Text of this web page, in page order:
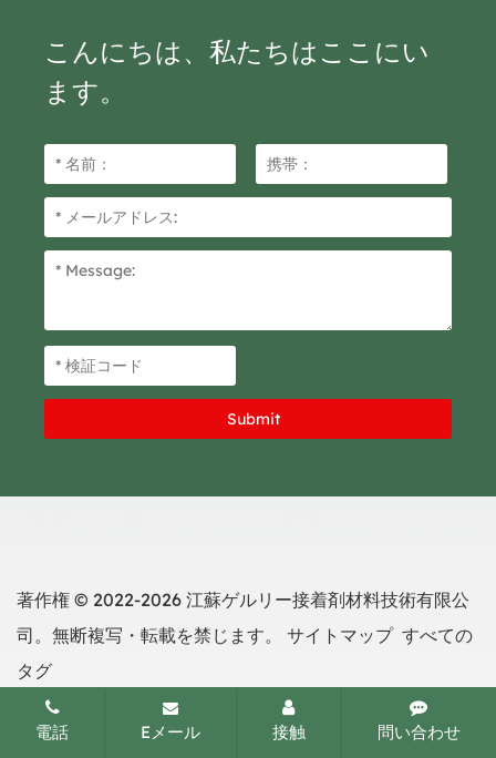
こんにちは、私たちはここにい
ます。
著作権 © 2022-2026 江蘇ゲルリー接着剤材料技術有限公
司。無断複写・転載を禁じます。 サイトマップ すべての
タグ
電話 Eメール 接触 問い合わせ